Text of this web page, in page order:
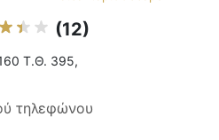
(12)
Τ.Θ. 395,
τηλεφώνου